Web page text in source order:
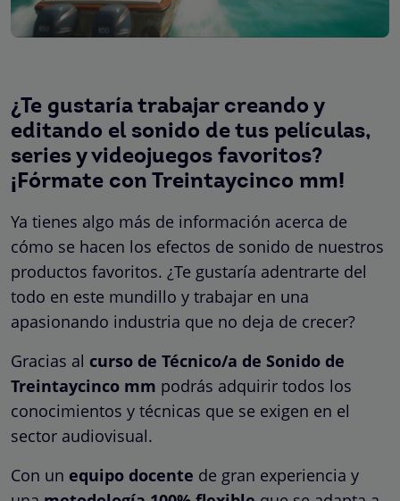
¿Te gustaría trabajar creando y
editando el sonido de tus películas,
series y videojuegos favoritos?
¡Fórmate con Treintaycinco mm!
Ya tienes algo más de información acerca de
cómo se hacen los efectos de sonido de nuestros
productos favoritos. ¿Te gustaría adentrarte del
todo en este mundillo y trabajar en una
apasionando industria que no deja de crecer?
Gracias al curso de Técnico/a de Sonido de
Treintaycinco mm podrás adquirir todos los
conocimientos y técnicas que se exigen en el
sector audiovisual.
Con un equipo docente de gran experiencia y